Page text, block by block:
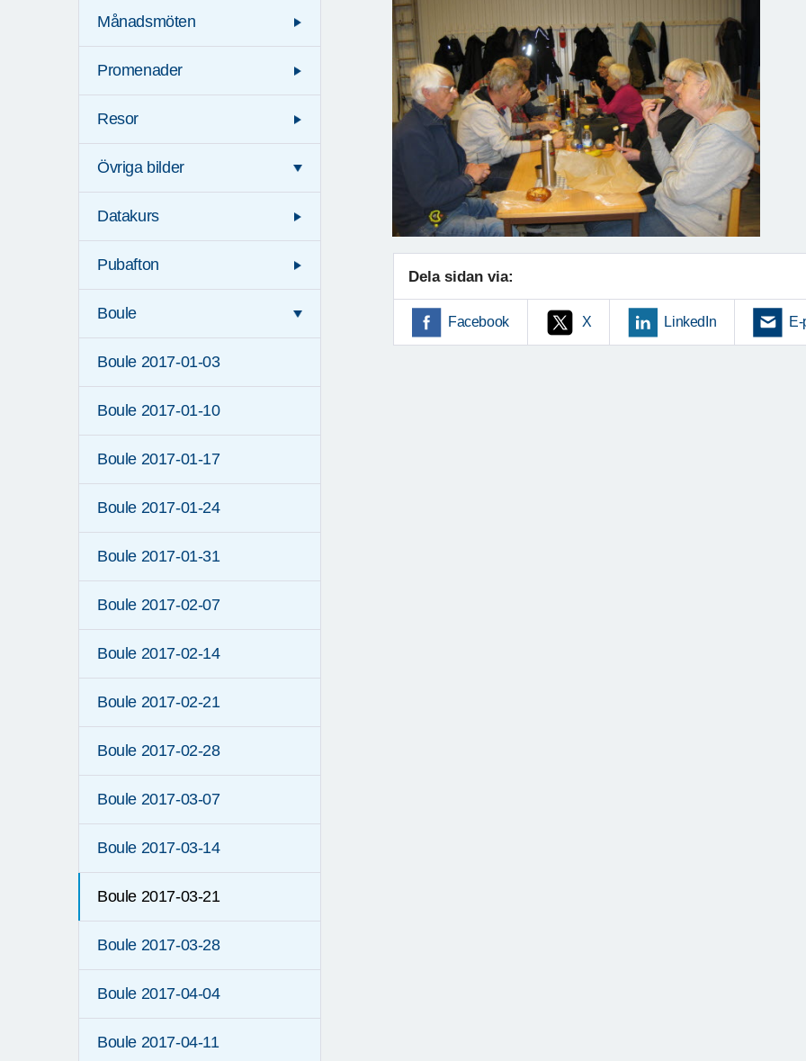
Månadsmöten
Promenader
Resor
Övriga bilder
Datakurs
Pubafton
Boule
Boule 2017-01-03
Boule 2017-01-10
Boule 2017-01-17
Boule 2017-01-24
Boule 2017-01-31
Boule 2017-02-07
Boule 2017-02-14
Boule 2017-02-21
Boule 2017-02-28
Boule 2017-03-07
Boule 2017-03-14
Boule 2017-03-21
Boule 2017-03-28
Boule 2017-04-04
Boule 2017-04-11
Dela sidan via:
Facebook X LinkedIn